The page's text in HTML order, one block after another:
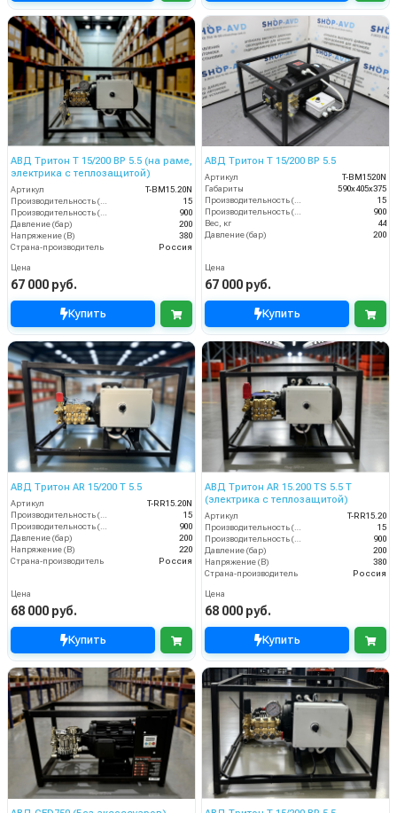
АВД Тритон T 15/200 ВР 5.5 (на раме,
электрика с теплозащитой)
Артикул
T-BM15.20N
Производительность (л/мин)
15
Производительность (л/ч)
900
Давление (бар)
200
Напряжение (В)
380
Страна-производитель
Россия
Цена
67 000 руб.
Купить
АВД Тритон T 15/200 BP 5.5
Артикул
T-BM1520N
Габариты
590х405х375
Производительность (л/мин)
15
Производительность (л/ч)
900
Вес, кг
44
Давление (бар)
200
Цена
67 000 руб.
Купить
АВД Тритон AR 15/200 T 5.5
Артикул
T-RR15.20N
Производительность (л/мин)
15
Производительность (л/ч)
900
Давление (бар)
200
Напряжение (В)
220
Страна-производитель
Россия
Цена
68 000 руб.
Купить
АВД Тритон AR 15.200 TS 5.5 Т
(электрика с теплозащитой)
Артикул
T-RR15.20
Производительность (л/мин)
15
Производительность (л/ч)
900
Давление (бар)
200
Напряжение (В)
380
Страна-производитель
Россия
Цена
68 000 руб.
Купить